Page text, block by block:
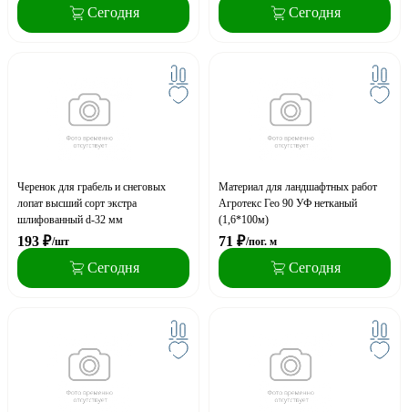
Сегодня Сегодня
Черенок для грабель и снеговых
лопат высший сорт экстра
шлифованный d-32 мм
193 ₽/шт
Сегодня
Материал для ландшафтных работ
Агротекс Гео 90 УФ нетканый
(1,6*100м)
71 ₽/пог. м
Сегодня